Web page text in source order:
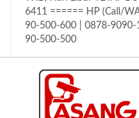
6411 ====== HP (Call/
90-500-600 | 0878-
90-500-500